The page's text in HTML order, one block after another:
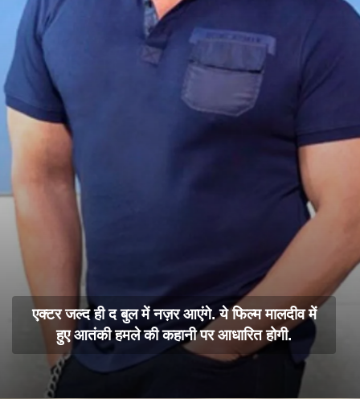
एक्टर जल्द ही द बुल में नज़र आएंगे. ये फिल्म मालदीव में
हुए आतंकी हमले की कहानी पर आधारित होगी.